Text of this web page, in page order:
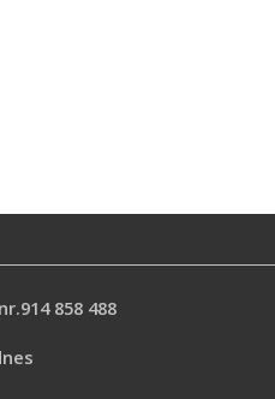
858 488